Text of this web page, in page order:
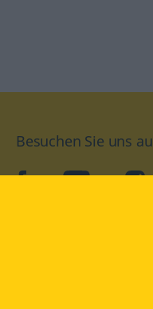
Besuchen Sie uns
facebookYouTube